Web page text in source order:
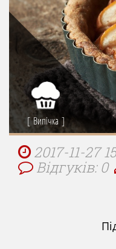
Випічка
2017-11-27
Відгуків: 0